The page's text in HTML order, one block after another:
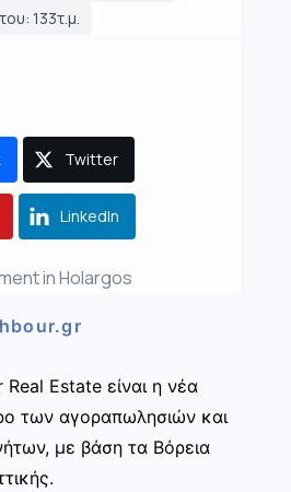
133τ.μ.
Twitter
LinkedIn
in Holargos
Estate είναι η νέα
των αγοραπωλησιών και
με βάση τα Βόρεια